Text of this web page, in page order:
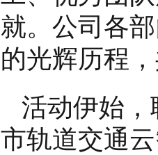
就。公司各
的光辉历程
活动伊始，
市轨道交通